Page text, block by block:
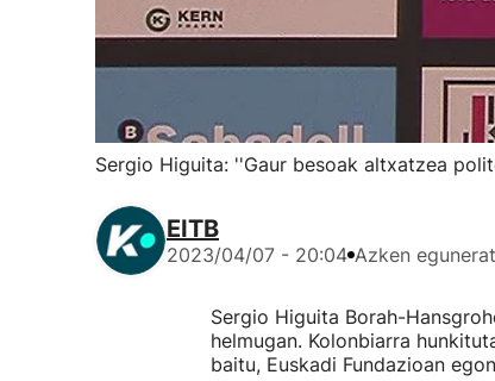
Sergio Higuita: ''Gaur besoak altxatzea
EITB
2023/04/07 - 20:04 Azken
Sergio Higuita Borah-
helmugan. Kolonbiarra
baitu, Euskadi Fundazioan